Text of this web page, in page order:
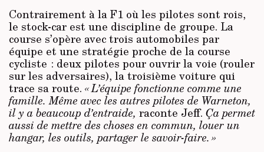
Contrairement à la F1 où les pilotes sont rois,
le stock-car est une discipline de groupe. La
course s’opère avec trois automobiles par
équipe et une stratégie proche de la course
cycliste : deux pilotes pour ouvrir la voie (rouler
sur les adversaires), la troisième voiture qui
trace sa route. « L’équipe fonctionne comme une
famille. Même avec les autres pilotes de Warneton,
il y a beaucoup d’entraide, raconte Jeff. Ça permet
aussi de mettre des choses en commun, louer un
hangar, les outils, partager le savoir-faire. »